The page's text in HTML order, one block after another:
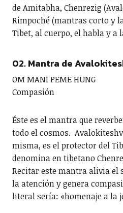
de Amitabha, Chenrezig
Rimpoché (mantras corto y
Tibet, al cuerpo, el habla y a
02. Mantra de
OM MANI PEME HUNG
Compasión
Éste es el mantra que
todo el cosmos.
misma, es el protector del
denomina en tibetano
Recitar este mantra alivia
la atención y genera
literal sería: «homenaje a la